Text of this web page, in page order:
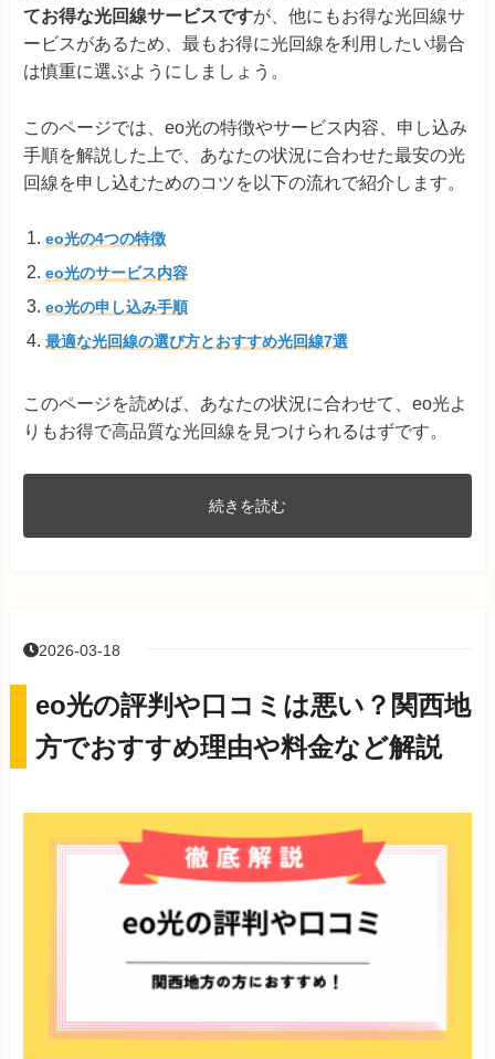
てお得な光回線サービスですが、他にもお得な光回線サ
ービスがあるため、最もお得に光回線を利用したい場合
は慎重に選ぶようにしましょう。
このページでは、eo光の特徴やサービス内容、申し込み
手順を解説した上で、あなたの状況に合わせた最安の光
回線を申し込むためのコツを以下の流れで紹介します。
eo光の4つの特徴
eo光のサービス内容
eo光の申し込み手順
最適な光回線の選び方とおすすめ光回線7選
このページを読めば、あなたの状況に合わせて、eo光よ
りもお得で高品質な光回線を見つけられるはずです。
続きを読む
2026-03-18
eo光の評判や口コミは悪い？関西地
方でおすすめ理由や料金など解説